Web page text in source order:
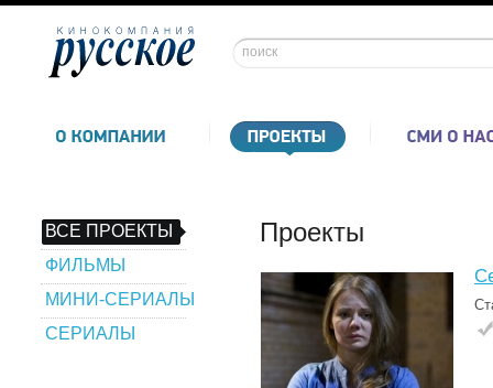
ВСЕ ПРОЕКТЫ
ФИЛЬМЫ
МИНИ-СЕРИАЛЫ
СЕРИАЛЫ
Проекты